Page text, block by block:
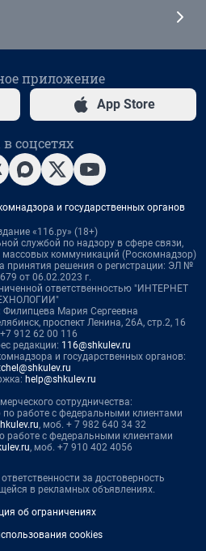
приложение
App Store
соцсетях
и государственных органов
«116.ру» (18+)
службой по надзору в сфере связи,
коммуникаций (Роскомнадзор)
принятия решения о регистрации: ЭЛ №
от 06.02.2023 г.
ответственностью "ИНТЕРНЕТ
Филипцева Мария Сергеевна
проспект Ленина, 26А, стр.2, 16
912 62 00 116
редакции: 116@shkulev.ru
и государственных органов:
help@shkulev.ru
сотрудничества:
работе с федеральными клиентами
, моб. + 7 982 640 34 32
работе с федеральными клиентами
, моб. +7 910 402 4056
за достоверность
в рекламных объявлениях.
об ограничениях
cookies